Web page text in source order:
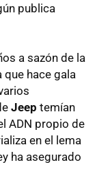
publica
a sazón de la
hace gala
Jeep temían
ADN propio de
en el lema
ha asegurado